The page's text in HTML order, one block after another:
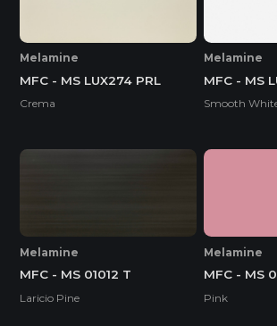
Melamine
MFC - MS LUX274 PRL
Crema
Melamine
MFC - MS
Smooth
Melamine
MFC - MS 01012 T
Laricio Pine
Melamine
MFC - MS
Pink